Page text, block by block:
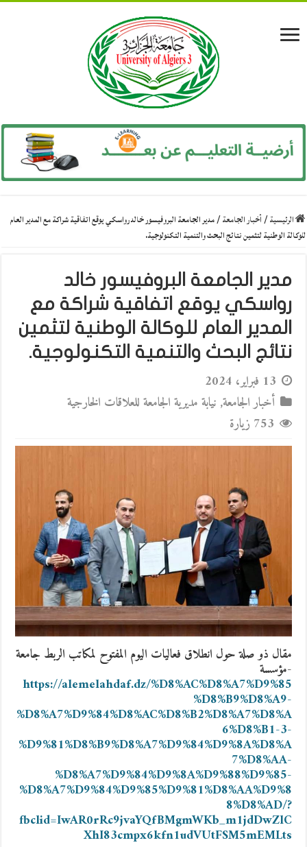
الرئيسية/أخبار الجامعة/مدير الجامعة البروفيسور خالد رواسكي يوقع اتفاقية شراكة مع المدير العام
للوكالة الوطنية لتثمين نتائج البحث والتنمية التكنولوجية.
مدير الجامعة البروفيسور خالد
رواسكي يوقع اتفاقية شراكة مع
المدير العام للوكالة الوطنية لتثمين
نتائج البحث والتنمية التكنولوجية.
13 فبراير، 2024
أخبار الجامعة, نيابة مديرية الجامعة للعلاقات الخارجية
753 زيارة
مقال ذو صلة حول انطلاق فعاليات اليوم المفتوح لمكاتب الربط جامعة
-مؤسسة
https://alemelahdaf.dz/%D8%AC%D8%A7%D9%85
%D8%B9%D8%A9-
%D8%A7%D9%84%D8%AC%D8%B2%D8%A7%D8%A
6%D8%B1-3-
%D9%81%D8%B9%D8%A7%D9%84%D9%8A%D8%A
7%D8%AA-
%D8%A7%D9%84%D9%8A%D9%88%D9%85-
%D8%A7%D9%84%D9%85%D9%81%D8%AA%D9%8
8%D8%AD/?
fbclid=IwAR0rRc9jvaYQfBMgmWKb_m1jdDwZlC
XhI83cmpx6kfn1udVUtFSM5mEMLts